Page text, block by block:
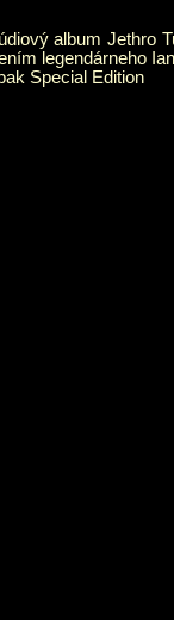
album Jethro
legendárneho
Special Edition